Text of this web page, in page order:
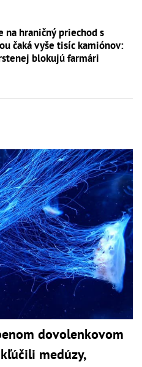
na hraničný priechod s
čaká vyše tisíc kamiónov:
blokujú farmári
dovolenkovom
medúzy,